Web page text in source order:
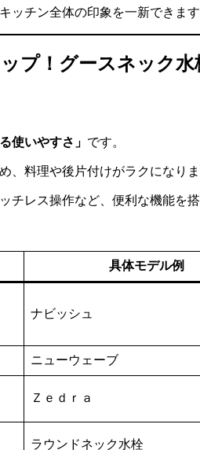
ッチン全体の印象を一新できます
プ！グースネック水
使いやすさ」 です。
、料理や後片付けがラクになりま
チレス操作など、便利な機能を
具体モデル例
ナビッシュ
ニューウェーブ
Ｚｅｄｒａ
ラウンドネック水栓